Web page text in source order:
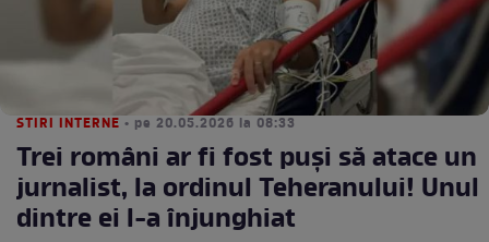
STIRI INTERNE • pe 20.05.2026 la 08:33
Trei români ar fi fost puși să atace un
jurnalist, la ordinul Teheranului! Unul
dintre ei l-a înjunghiat